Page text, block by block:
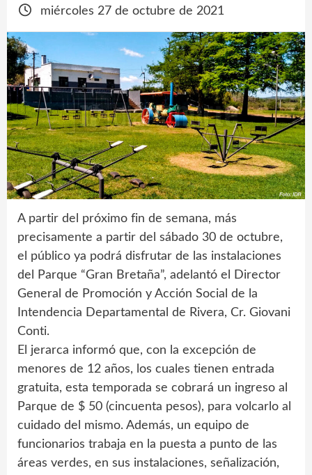
miércoles 27 de octubre de 2021
A partir del próximo fin de semana, más
precisamente a partir del sábado 30 de octubre,
el público ya podrá disfrutar de las instalaciones
del Parque “Gran Bretaña”, adelantó el Director
General de Promoción y Acción Social de la
Intendencia Departamental de Rivera, Cr. Giovani
Conti.
El jerarca informó que, con la excepción de
menores de 12 años, los cuales tienen entrada
gratuita, esta temporada se cobrará un ingreso al
Parque de $ 50 (cincuenta pesos), para volcarlo al
cuidado del mismo. Además, un equipo de
funcionarios trabaja en la puesta a punto de las
áreas verdes, en sus instalaciones, señalización,